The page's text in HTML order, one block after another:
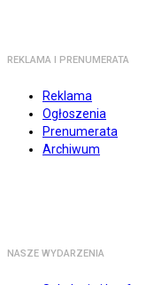
REKLAMA I PRENUMERATA
Reklama
Ogłoszenia
Prenumerata
Archiwum
NASZE WYDARZENIA